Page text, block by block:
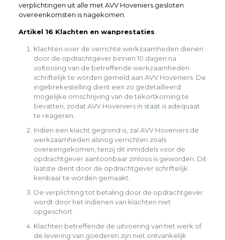
verplichtingen uit alle met AVV Hoveniers gesloten
overeenkomsten is nagekomen.
Artikel 16 Klachten en wanprestaties
Klachten over de verrichte werkzaamheden dienen
door de opdrachtgever binnen 10 dagen na
voltooiing van de betreffende werkzaamheden
schriftelijk te worden gemeld aan AVV Hoveniers. De
ingebrekestelling dient een zo gedetailleerd
mogelijke omschrijving van de tekortkoming te
bevatten, zodat AVV Hoveniers in staat is adequaat
te reageren.
Indien een klacht gegrond is, zal AVV Hoveniers de
werkzaamheden alsnog verrichten zoals
overeengekomen, tenzij dit inmiddels voor de
opdrachtgever aantoonbaar zinloos is geworden. Dit
laatste dient door de opdrachtgever schriftelijk
kenbaar te worden gemaakt.
De verplichting tot betaling door de opdrachtgever
wordt door het indienen van klachten niet
opgeschort.
Klachten betreffende de uitvoering van het werk of
de levering van goederen zijn niet ontvankelijk